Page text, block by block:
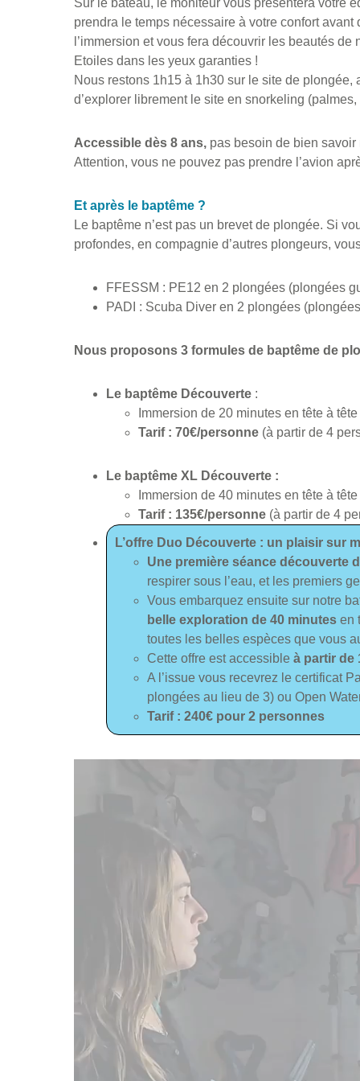
Sur le bateau, le moniteur vous présentera votre
prendra le temps nécessaire à votre confort
l’immersion et vous fera découvrir les beautés de
Etoiles dans les yeux garanties !
Nous restons 1h15 à 1h30 sur le site de
d’explorer librement le site en snorkeling
Accessible dès 8 ans, pas besoin de bien savoir
Attention, vous ne pouvez pas prendre l’avion
Et après le baptême ?
Le baptême n’est pas un brevet de plongée. Si
profondes, en compagnie d’autres plongeurs,
FFESSM : PE12 en 2 plongées (plongées
PADI : Scuba Diver en 2 plongées
Nous proposons 3 formules de baptême de
Le baptême Découverte :
Immersion de 20 minutes en tête à
Tarif : 70€/personne (à partir de 4
Le baptême XL Découverte :
Immersion de 40 minutes en tête à
Tarif : 135€/personne (à partir de 4
L’offre Duo Découverte : un plaisir sur
Une première séance découverte
respirer sous l’eau, et les premiers
Vous embarquez ensuite sur notre
belle exploration de 40 minutes en
toutes les belles espèces que vous
Cette offre est accessible à partir de
A l’issue vous recevrez le certificat
plongées au lieu de 3) ou Open
Tarif : 240€ pour 2 personnes